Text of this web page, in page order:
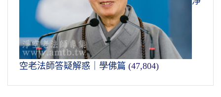
空老法師答疑解惑｜學佛篇 (47,804)